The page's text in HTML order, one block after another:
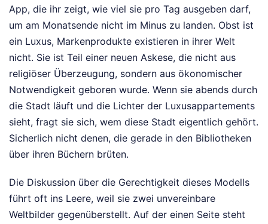
App, die ihr zeigt, wie viel sie pro Tag ausgeben darf,
um am Monatsende nicht im Minus zu landen. Obst ist
ein Luxus, Markenprodukte existieren in ihrer Welt
nicht. Sie ist Teil einer neuen Askese, die nicht aus
religiöser Überzeugung, sondern aus ökonomischer
Notwendigkeit geboren wurde. Wenn sie abends durch
die Stadt läuft und die Lichter der Luxusappartements
sieht, fragt sie sich, wem diese Stadt eigentlich gehört.
Sicherlich nicht denen, die gerade in den Bibliotheken
über ihren Büchern brüten.
Die Diskussion über die Gerechtigkeit dieses Modells
führt oft ins Leere, weil sie zwei unvereinbare
Weltbilder gegenüberstellt. Auf der einen Seite steht